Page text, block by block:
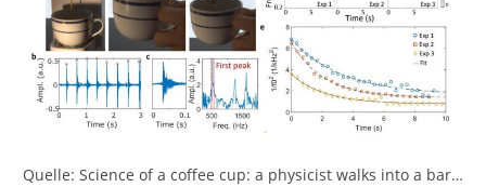
Quelle: Science of a coffee cup: a physicist walks into a bar…